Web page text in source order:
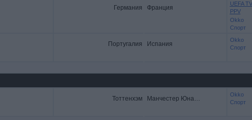
Германия Франция
UEFA TV
PPV
Okko
Спорт
Португалия Испания
Okko
Спорт
Тоттенхэм Манчестер Юнайтед
Okko
Спорт